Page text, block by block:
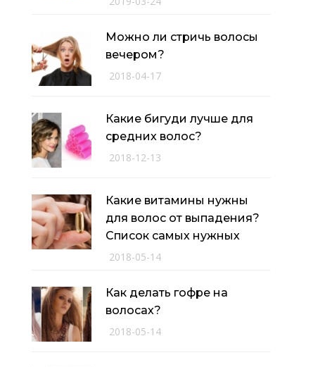
Можно ли стричь волосы
вечером?
2018-04-17
Какие бигуди лучше для
средних волос?
2018-12-13
Какие витамины нужны
для волос от выпадения?
Список самых нужных
2018-05-14
Как делать гофре на
волосах?
2018-05-14